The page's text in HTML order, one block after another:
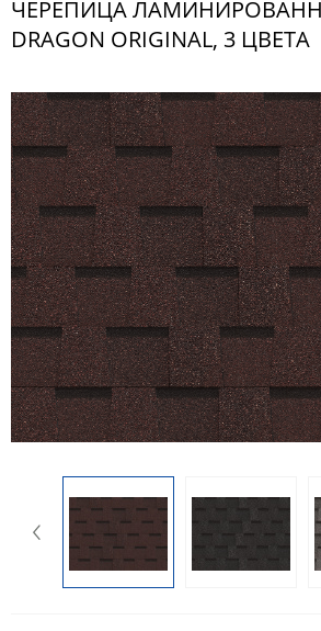
ЧЕРЕПИЦА
DRAGON ORIGINAL, 3 ЦВЕТА